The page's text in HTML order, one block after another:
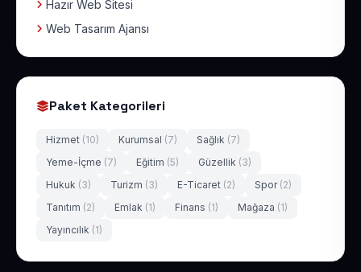
Hazır Web Sitesi
Web Tasarım Ajansı
Paket Kategorileri
Hizmet (10) Kurumsal (7) Sağlık (7)
Yeme-İçme (7) Eğitim (5) Güzellik (3)
Hukuk (3) Turizm (3) E-Ticaret (2) Spor (2)
Tanıtım (2) Emlak (1) Finans (1) Mağaza (1)
Yayıncılık (1)